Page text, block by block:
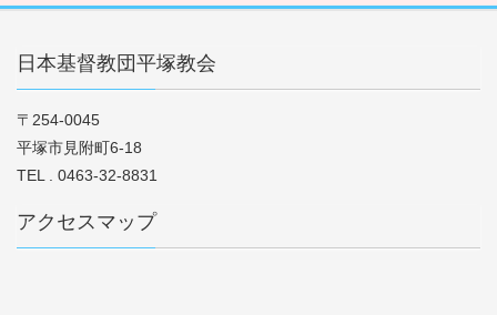
日本基督教団平塚教会
〒254-0045
平塚市見附町6-18
TEL . 0463-32-8831
アクセスマップ